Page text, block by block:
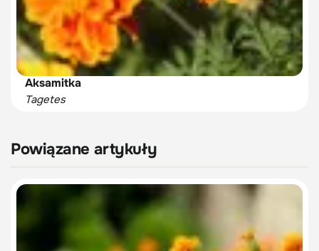
Aksamitka
Tagetes
Powiązane artykuły